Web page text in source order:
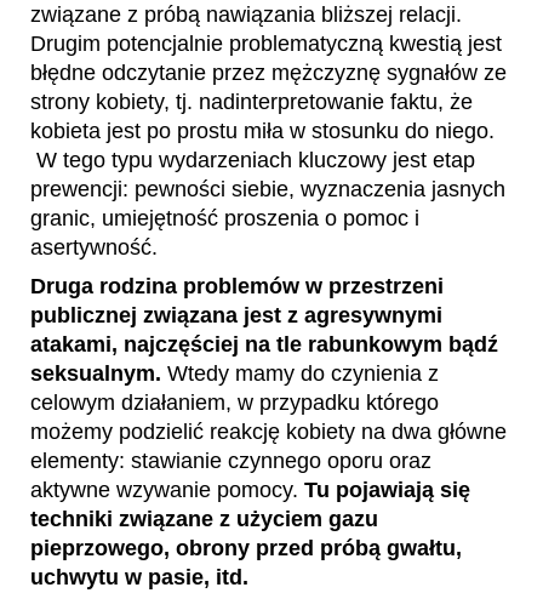
związane z próbą nawiązania bliższej relacji.
Drugim potencjalnie problematyczną kwestią jest
błędne odczytanie przez mężczyznę sygnałów ze
strony kobiety, tj. nadinterpretowanie faktu, że
kobieta jest po prostu miła w stosunku do niego.
W tego typu wydarzeniach kluczowy jest etap
prewencji: pewności siebie, wyznaczenia jasnych
granic, umiejętność proszenia o pomoc i
asertywność.
Druga rodzina problemów w przestrzeni
publicznej związana jest z agresywnymi
atakami, najczęściej na tle rabunkowym bądź
seksualnym. Wtedy mamy do czynienia z
celowym działaniem, w przypadku którego
możemy podzielić reakcję kobiety na dwa główne
elementy: stawianie czynnego oporu oraz
aktywne wzywanie pomocy. Tu pojawiają się
techniki związane z użyciem gazu
pieprzowego, obrony przed próbą gwałtu,
uchwytu w pasie, itd.